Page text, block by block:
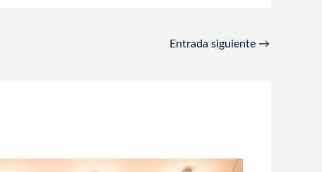
Entrada siguiente →